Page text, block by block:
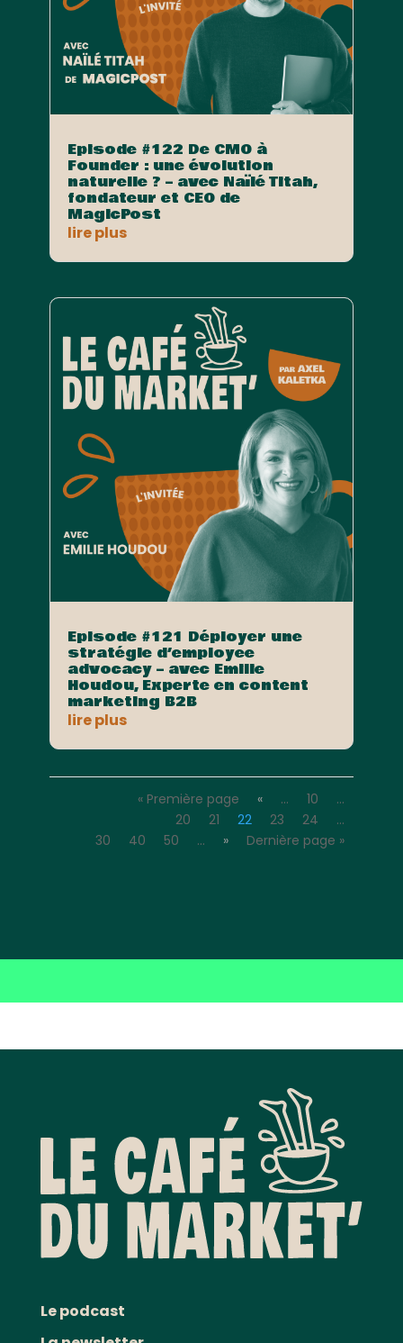
Episode #122 De CMO à
Founder : une évolution
naturelle ? – avec Naïlé Titah,
fondateur et CEO de
MagicPost
lire plus
Episode #121 Déployer une
stratégie d’employee
advocacy – avec Emilie
Houdou, Experte en content
marketing B2B
lire plus
« Première page « … 10
…
20
21 22 23 24
…
30
40 50 … » Dernière page »
Le podcast